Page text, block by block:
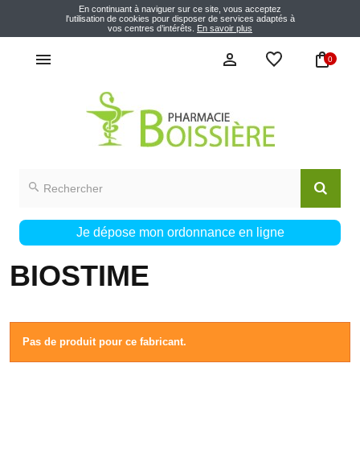
En continuant à naviguer sur ce site, vous acceptez
l'utilisation de cookies pour disposer de services adaptés à
vos centres d’intérêts. En savoir plus
0
Je dépose mon ordonnance en ligne
BIOSTIME
Pas de produit pour ce fabricant.